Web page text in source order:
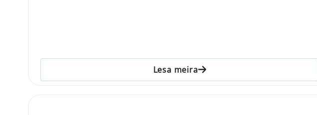
Lesa meira